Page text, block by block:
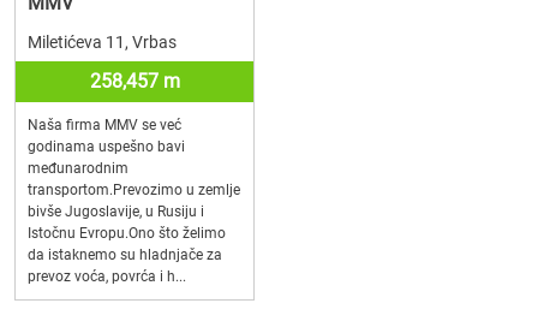
Miletićeva 11, Vrbas
258,457 m
Naša firma MMV se već
godinama uspešno bavi
međunarodnim
transportom.Prevozimo u zemlje
bivše Jugoslavije, u Rusiju i
Istočnu Evropu.Ono što želimo
da istaknemo su hladnjače za
prevoz voća, povrća i h...